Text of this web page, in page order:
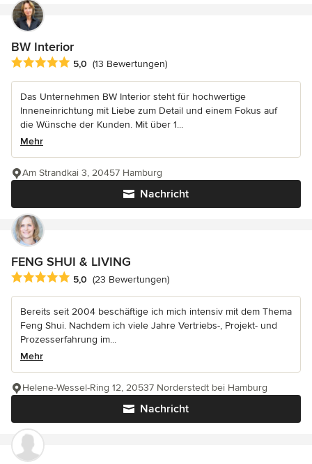
BW Interior
Durchschnittliche Bewertung: 5 von 5 Sternen
5,0 (13 Bewertungen)
Das Unternehmen BW Interior steht für hochwertige
Inneneinrichtung mit Liebe zum Detail und einem Fokus auf
die Wünsche der Kunden. Mit über 1...
Mehr
Nachricht
Am Strandkai 3, 20457 Hamburg
FENG SHUI & LIVING
Durchschnittliche Bewertung: 5 von 5 Sternen
5,0 (23 Bewertungen)
Bereits seit 2004 beschäftige ich mich intensiv mit dem Thema
Feng Shui. Nachdem ich viele Jahre Vertriebs-, Projekt- und
Prozesserfahrung im...
Mehr
Nachricht
Helene-Wessel-Ring 12, 20537 Norderstedt bei Hamburg